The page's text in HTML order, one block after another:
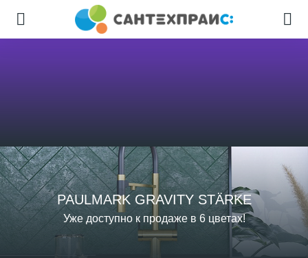
PAULMARK GRAVITY STÄRKE
Уже доступно к продаже в 6 цветах!